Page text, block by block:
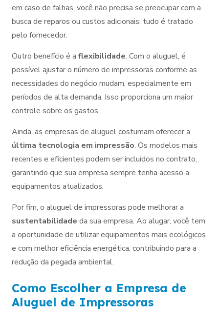
em caso de falhas, você não precisa se preocupar com a
busca de reparos ou custos adicionais; tudo é tratado
pelo fornecedor.
Outro benefício é a flexibilidade. Com o aluguel, é
possível ajustar o número de impressoras conforme as
necessidades do negócio mudam, especialmente em
períodos de alta demanda. Isso proporciona um maior
controle sobre os gastos.
Ainda, as empresas de aluguel costumam oferecer a
última tecnologia em impressão. Os modelos mais
recentes e eficientes podem ser incluídos no contrato,
garantindo que sua empresa sempre tenha acesso a
equipamentos atualizados.
Por fim, o aluguel de impressoras pode melhorar a
sustentabilidade da sua empresa. Ao alugar, você tem
a oportunidade de utilizar equipamentos mais ecológicos
e com melhor eficiência energética, contribuindo para a
redução da pegada ambiental.
Como Escolher a Empresa de
Aluguel de Impressoras